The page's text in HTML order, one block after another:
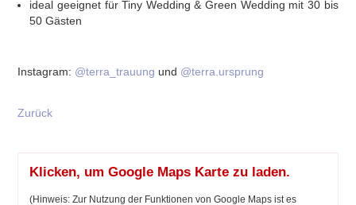
ideal geeignet für Tiny Wedding & Green Wedding mit 30 bis
50 Gästen
Instagram: @terra_trauung und @terra.ursprung
Zurück
Klicken, um Google Maps Karte zu laden.
(Hinweis: Zur Nutzung der Funktionen von Google Maps ist es